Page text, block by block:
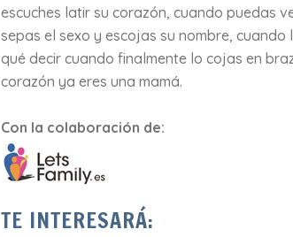
escuches latir su corazón, cuando puedas
sepas el sexo y escojas su nombre,
qué decir cuando finalmente lo cojas en
corazón ya eres una mamá.
Con la colaboración de:
TE INTERESARÁ: